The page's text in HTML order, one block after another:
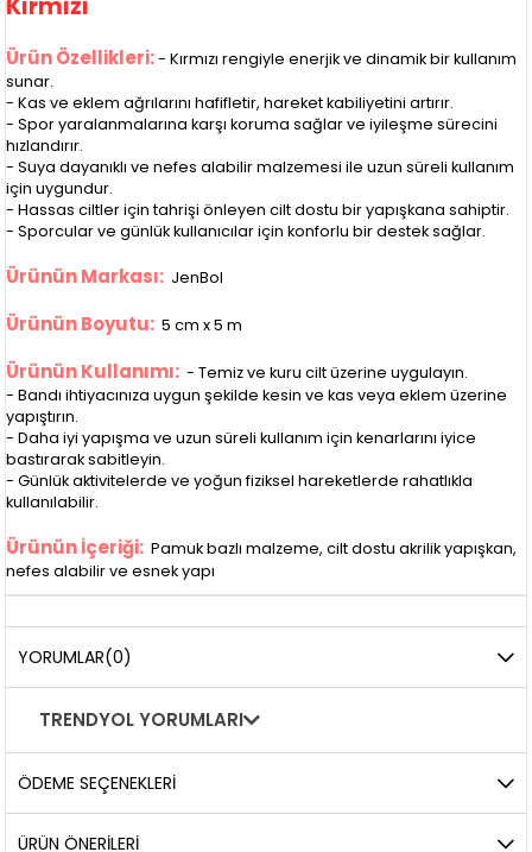
Kırmızı
Ürün Özellikleri: - Kırmızı rengiyle enerjik ve dinamik bir kullanım
sunar.
- Kas ve eklem ağrılarını hafifletir, hareket kabiliyetini artırır.
- Spor yaralanmalarına karşı koruma sağlar ve iyileşme sürecini
hızlandırır.
- Suya dayanıklı ve nefes alabilir malzemesi ile uzun süreli kullanım
için uygundur.
- Hassas ciltler için tahrişi önleyen cilt dostu bir yapışkana sahiptir.
- Sporcular ve günlük kullanıcılar için konforlu bir destek sağlar.
Ürünün Markası: JenBol
Ürünün Boyutu: 5 cm x 5 m
Ürünün Kullanımı: - Temiz ve kuru cilt üzerine uygulayın.
- Bandı ihtiyacınıza uygun şekilde kesin ve kas veya eklem üzerine
yapıştırın.
- Daha iyi yapışma ve uzun süreli kullanım için kenarlarını iyice
bastırarak sabitleyin.
- Günlük aktivitelerde ve yoğun fiziksel hareketlerde rahatlıkla
kullanılabilir.
Ürünün İçeriği: Pamuk bazlı malzeme, cilt dostu akrilik yapışkan,
nefes alabilir ve esnek yapı
YORUMLAR(0)
TRENDYOL YORUMLARI
ÖDEME SEÇENEKLERI
ÜRÜN ÖNERILERI